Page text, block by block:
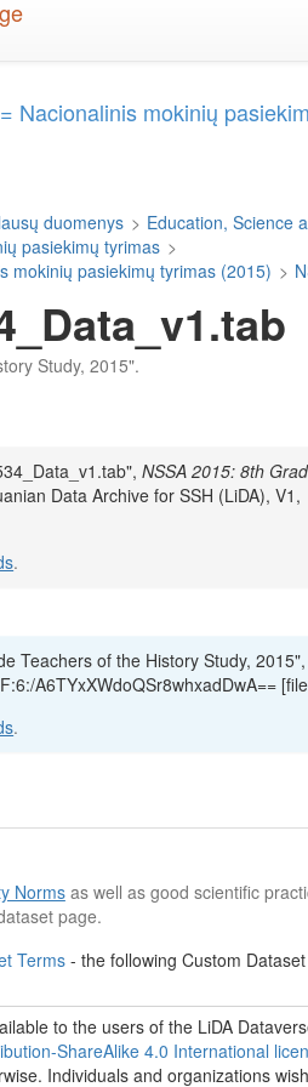
Nacionalinis mokinių
duomenys > Education, Science
pasiekimų tyrimas >
mokinių pasiekimų tyrimas (2015) >
Study, 2015".
NSSA 2015: 8th
Data Archive for SSH (LiDA), V1,
.
Teachers of the History Study, 2015",
A6TYxXWdoQSr8whxadDwA==
.
Normsas well as good scientific
page.
Terms - the following Custom
to the users of the LiDA
ShareAlike 4.0 International
Individuals and organizations